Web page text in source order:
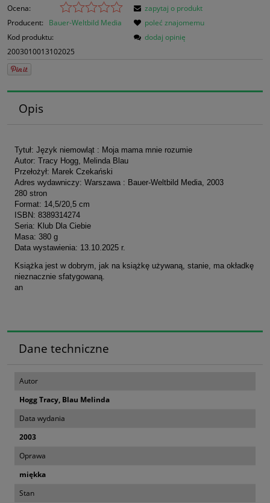
Ocena:
Producent:
Bauer-Weltbild Media
Kod produktu:
2003010013102025
zapytaj o produkt
poleć znajomemu
dodaj opinię
Opis
Tytuł: Język niemowląt : Moja mama mnie rozumie
Autor: Tracy Hogg, Melinda Blau
Przełożył: Marek Czekański
Adres wydawniczy: Warszawa : Bauer-Weltbild Media, 2003
280 stron
Format: 14,5/20,5 cm
ISBN: 8389314274
Seria: Klub Dla Ciebie
Masa: 380 g
Data wystawienia: 13.10.2025 r.
Książka jest w dobrym, jak na książkę używaną, stanie, ma okładkę
nieznacznie sfatygowaną.
an
Dane techniczne
Autor
Hogg Tracy, Blau Melinda
Data wydania
2003
Oprawa
miękka
Stan